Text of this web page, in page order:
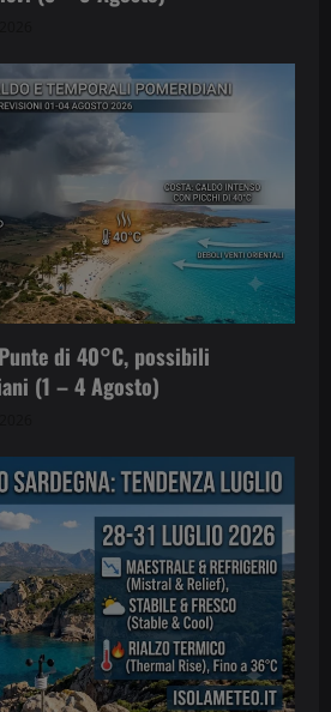
di 40°C, possibili
(1 – 4 Agosto)